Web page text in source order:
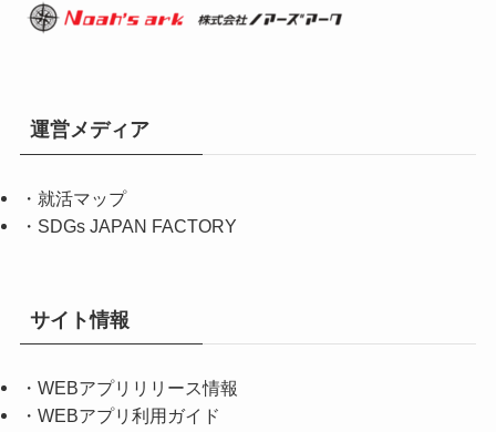
運営メディア
・ 就活マップ
・ SDGs JAPAN FACTORY
サイト情報
・ WEBアプリリリース情報
・ WEBアプリ利用ガイド